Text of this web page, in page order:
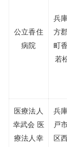
公立香住
病院
兵
方
町
若
医療法人
幸武会 医
療法人幸
兵
戸
区